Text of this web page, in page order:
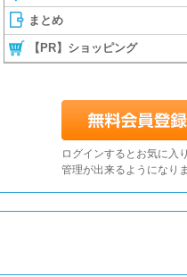
まとめ
【PR】ショッピング
ログインするとお気に入
管理が出来るようになり